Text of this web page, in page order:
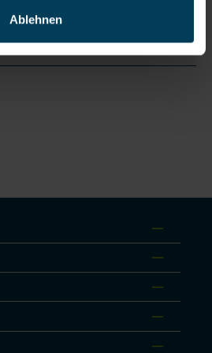
Ablehnen